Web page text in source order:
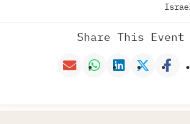
Share This Event